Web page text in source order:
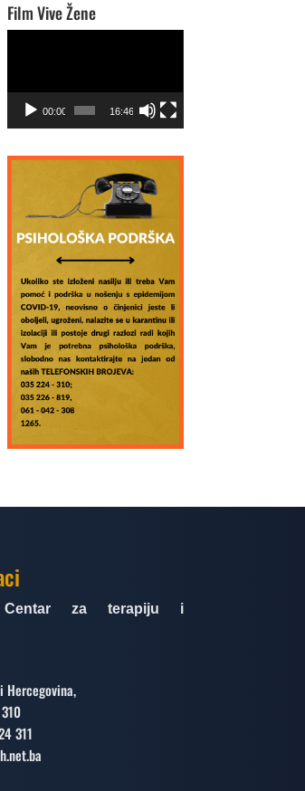
Film Vive Žene
00:00 16:46
za terapiju i
Hercegovina,
311